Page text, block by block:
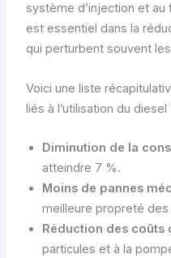
système d’injection et
est essentiel dans la
qui perturbent souvent
Voici une liste
liés à l’utilisation du diesel
Diminution de la
atteindre 7 %.
Moins de pannes
meilleure propreté
Réduction des coûts
particules et à la